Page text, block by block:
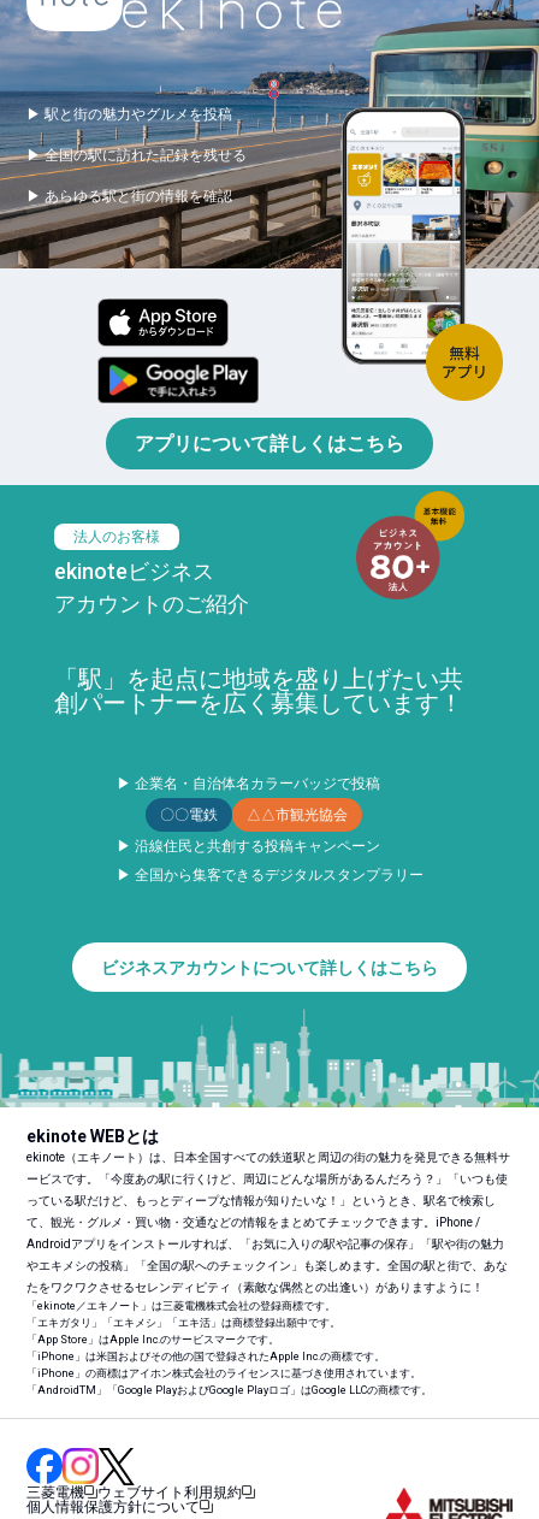
▶ 駅と街の魅力やグルメを投稿
▶ 全国の駅に訪れた記録を残せる
▶ あらゆる駅と街の情報を確認
アプリについて詳しくはこちら
法人のお客様
ekinoteビジネス
アカウントのご紹介
「駅」を起点に地域を盛り上げたい共
創パートナーを広く募集しています！
▶ 企業名・自治体名カラーバッジで投稿
〇〇電鉄
△△市観光協会
▶ 沿線住民と共創する投稿キャンペーン
▶ 全国から集客できるデジタルスタンプラリー
ビジネスアカウントについて詳しくはこちら
ekinote WEBとは
ekinote（エキノート）は、日本全国すべての鉄道駅と周辺の街の魅力を発見できる無料サ
ービスです。「今度あの駅に行くけど、周辺にどんな場所があるんだろう？」「いつも使
っている駅だけど、もっとディープな情報が知りたいな！」というとき、駅名で検索し
て、観光・グルメ・買い物・交通などの情報をまとめてチェックできます。iPhone /
Androidアプリをインストールすれば、「お気に入りの駅や記事の保存」「駅や街の魅力
やエキメシの投稿」「全国の駅へのチェックイン」も楽しめます。全国の駅と街で、あな
たをワクワクさせるセレンディピティ（素敵な偶然との出逢い）がありますように！
「ekinote／エキノート」は三菱電機株式会社の登録商標です。
「エキガタリ」「エキメシ」「エキ活」は商標登録出願中です。
「App Store」はApple Inc.のサービスマークです。
「iPhone」は米国およびその他の国で登録されたApple Inc.の商標です。
「iPhone」の商標はアイホン株式会社のライセンスに基づき使用されています。
「AndroidTM 」「Google PlayおよびGoogle Playロゴ」はGoogle LLCの商標です。
三菱電機
ウェブサイト利用規約
個人情報保護方針について